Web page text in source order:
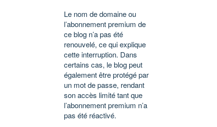
Le nom de domaine ou
l’abonnement premium de
ce blog n’a pas été
renouvelé, ce qui explique
cette interruption. Dans
certains cas, le blog peut
également être protégé par
un mot de passe, rendant
son accès limité tant que
l’abonnement premium n’a
pas été réactivé.